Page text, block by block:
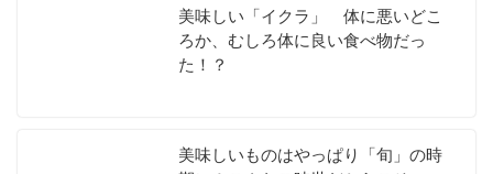
美味しい「イクラ」 体に悪いどこ
ろか、むしろ体に良い食べ物だっ
た！？
美味しいものはやっぱり「旬」の時